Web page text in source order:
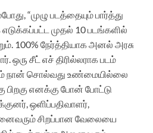
“முழு படத்தையும் பார்த்து
எடுக்கப்பட்ட முதல் 10 படங்களில்
100% நேர்த்தியாக அனல் அரசு
ஒரு சீட் எச் திரில்லராக படம்
நான் சொல்வது உண்மையில்லை
பிறகு எனக்கு போன் போட்டு
ஒளிப்பதிவாளர்,
சிறப்பான வேலையை